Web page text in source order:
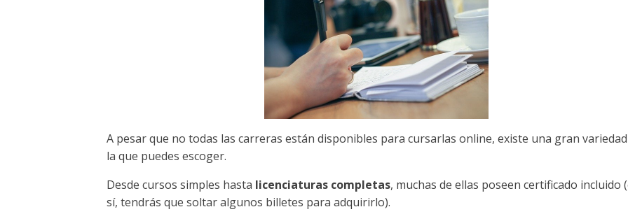
A pesar que no todas las carreras están disponibles para cursarlas online, existe una gran
la que puedes escoger.
Desde cursos simples hasta licenciaturas completas, muchas de ellas poseen certificado incluido
sí, tendrás que soltar algunos billetes para adquirirlo).